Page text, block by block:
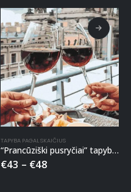
TAPYBA PAGAL SKAIČIUS
“Prancūziški pusryčiai” tapyba pagal skaičius
€43 – €48